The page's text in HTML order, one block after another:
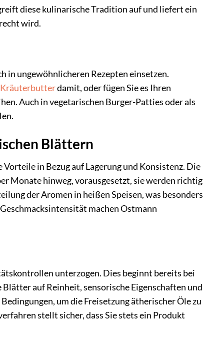
diese kulinarische Tradition auf und liefert ein
wird.
in ungewöhnlicheren Rezepten einsetzen.
Kräuterbutterdamit, oder fügen Sie es Ihren
Auch in vegetarischen Burger-Patties oder als
Blättern
in Bezug auf Lagerung und Konsistenz. Die
Monate hinweg, vorausgesetzt, sie werden richtig
der Aromen in heißen Speisen, was besonders
machen Ostmann
unterzogen. Dies beginnt bereits bei
auf Reinheit, sensorische Eigenschaften und
um die Freisetzung ätherischer Öle zu
stellt sicher, dass Sie stets ein Produkt